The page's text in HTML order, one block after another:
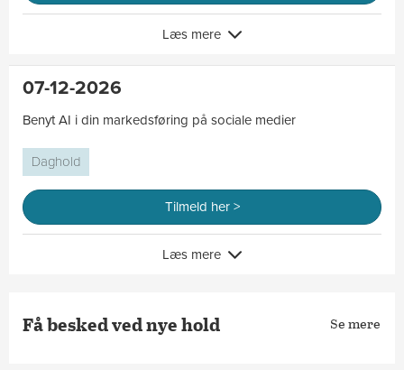
Læs mere
07-12-2026
Benyt AI i din markedsføring på sociale medier
Daghold
Tilmeld her >
Læs mere
Få besked ved nye hold Se mere